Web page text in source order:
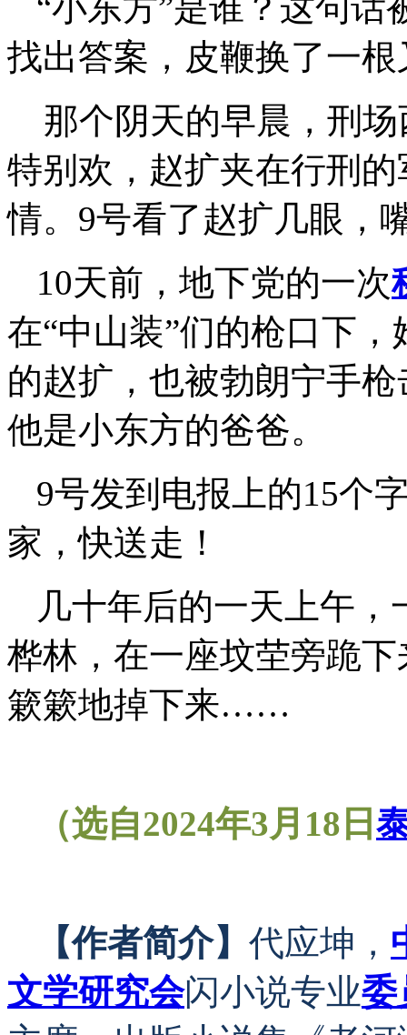
“小东方”是谁？这句话
找出答案，皮鞭换了一
那个阴天的早晨，刑
特别欢，赵扩夹在行刑
情。 9号看了赵扩几眼，
10天前，地下党的一次
在“中山装”们的枪口下
的赵扩，也被勃朗宁手
他是小东方的爸爸。
9号发到电报上的15个
家，快送走！
几十年后的一天上午
桦林，在一座坟茔旁跪
簌簌地掉下来……
（选自2024年3月18日
【作者简介】代应坤，
文学研究会闪小说专业委